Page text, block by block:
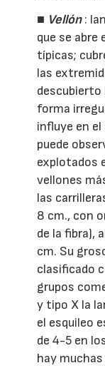
■ Vellón :
que se abre
típicas;
las
descubierto
forma
influye en
puede
explotados
vellones
las
8 cm., con
de la fibra),
cm. Su
clasificado
grupos
y tipo X la
el esquileo
de 4-5 en
hay